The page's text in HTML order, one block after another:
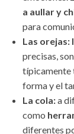
a aullar y
para
Las orejas:
precisas,
típicamente
forma y el
La cola:a
como
diferentes